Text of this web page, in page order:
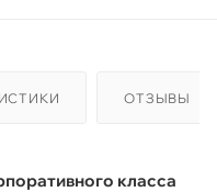
ОТЗЫВЫ
класса